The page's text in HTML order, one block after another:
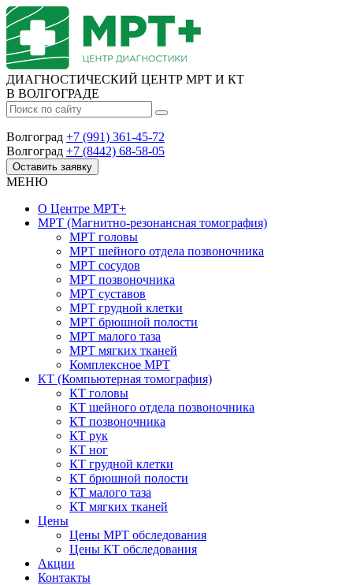
ДИАГНОСТИЧЕСКИЙ ЦЕНТР МРТ И КТ
В ВОЛГОГРАДЕ
Волгоград +7 (991) 361-45-72
Волгоград +7 (8442) 68-58-05
Оставить заявку
МЕНЮ
О Центре МРТ+
МРТ (Магнитно-резонансная томография)
МРТ головы
МРТ шейного отдела позвоночника
МРТ сосудов
МРТ позвоночника
МРТ суставов
МРТ грудной клетки
МРТ брюшной полости
МРТ малого таза
МРТ мягких тканей
Комплексное МРТ
КТ (Компьютерная томография)
КТ головы
КТ шейного отдела позвоночника
КТ позвоночника
КТ рук
КТ ног
КТ грудной клетки
КТ брюшной полости
КТ малого таза
КТ мягких тканей
Цены
Цены МРТ обследования
Цены КТ обследования
Акции
Контакты